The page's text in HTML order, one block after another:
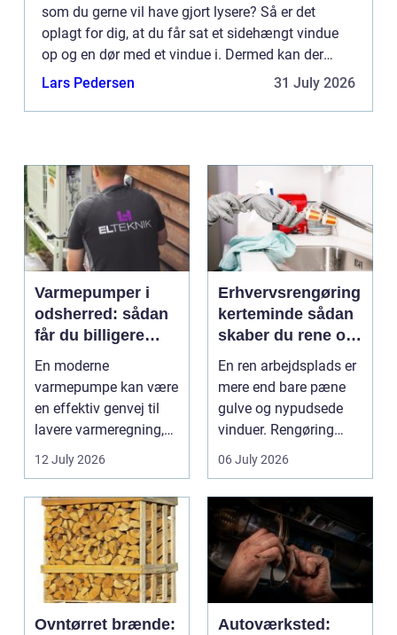
som du gerne vil have gjort lysere? Så er det
oplagt for dig, at du får sat et sidehængt vindue
op og en dør med et vindue i. Dermed kan der
komme masser af lys ind i...
Lars Pedersen 31 July 2026
Varmepumper i
odsherred: sådan
får du billigere
varme og et bedre
En moderne
varmepumpe kan være
en effektiv genvej til
lavere varmeregning,
mindre CO2-udslip og
12 July 2026
Erhvervsrengøring
kerteminde sådan
skaber du rene og
trygge rammer på
arbejdspladsen
En ren arbejdsplads er
mere end bare pæne
gulve og nypudsede
vinduer. Rengøring
påvirker medarbejder...
06 July 2026
Ovntørret brænde:
Autoværksted: